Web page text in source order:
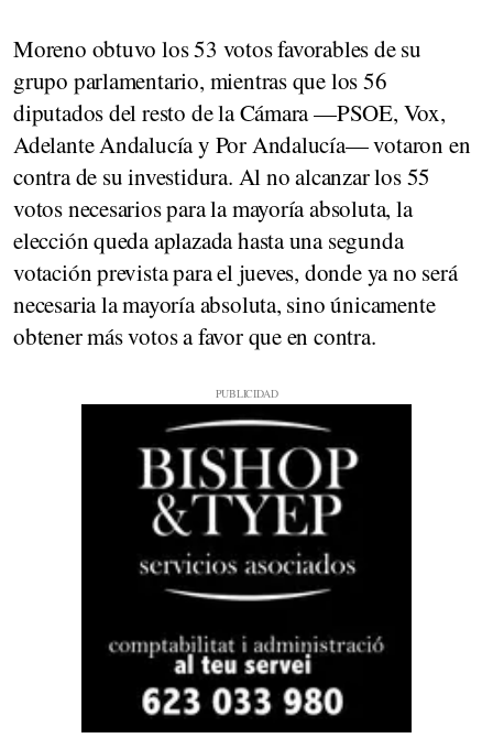
Moreno obtuvo los 53 votos favorables de su
grupo parlamentario, mientras que los 56
diputados del resto de la Cámara —PSOE, Vox,
Adelante Andalucía y Por Andalucía— votaron en
contra de su investidura. Al no alcanzar los 55
votos necesarios para la mayoría absoluta, la
elección queda aplazada hasta una segunda
votación prevista para el jueves, donde ya no será
necesaria la mayoría absoluta, sino únicamente
obtener más votos a favor que en contra.